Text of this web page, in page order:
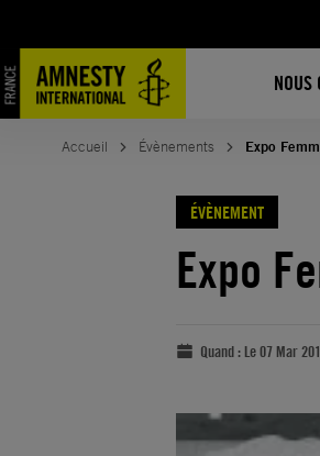
NOUS
Accueil Évènements Expo
ÉVÈNEMENT
Expo
Quand : Le 07 Mar